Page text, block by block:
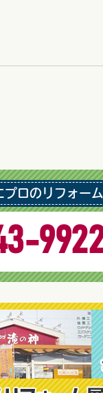
ロのリフォー